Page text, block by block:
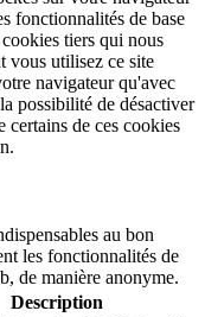
fonctionnalités de base
tiers qui nous
vous utilisez ce site
navigateur qu'avec
possibilité de désactiver
certains de ces cookies
au bon
les fonctionnalités de
de manière anonyme.
Description